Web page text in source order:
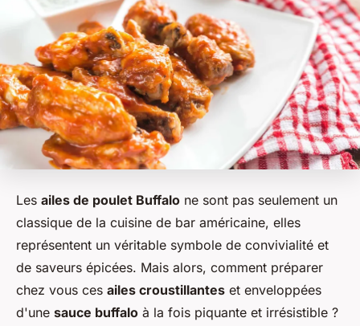
Les ailes de poulet Buffalo ne sont pas seulement un
classique de la cuisine de bar américaine, elles
représentent un véritable symbole de convivialité et
de saveurs épicées. Mais alors, comment préparer
chez vous ces ailes croustillantes et enveloppées
d'une sauce buffalo à la fois piquante et irrésistible ?